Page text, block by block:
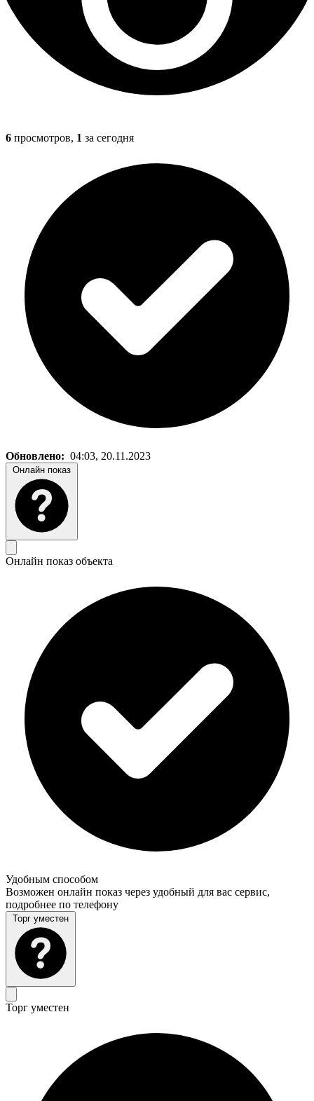
6 просмотров, 1 за сегодня
Обновлено: 04:03, 20.11.2023
Онлайн показ
Онлайн показ объекта
Удобным способом
Возможен онлайн показ через удобный для вас сервис,
подробнее по телефону
Торг уместен
Торг уместен